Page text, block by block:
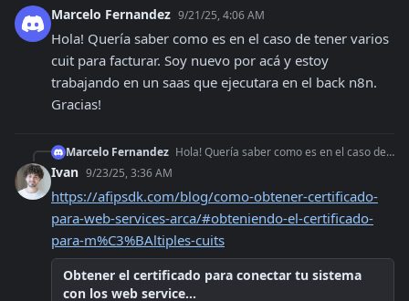
Marcelo Fernandez 9/21/25, 4:06 AM
Hola! Quería saber como es en el caso de tener varios
cuit para facturar. Soy nuevo por acá y estoy
trabajando en un saas que ejecutara en el back n8n.
Gracias!
Marcelo Fernandez Hola! Quería saber como es en el caso de tener varios cuit para facturar. Soy nuevo por acá y estoy trabajando en un saas que ejecutara en el back n8n. Gracias!
Ivan 9/23/25, 3:36 AM
https://afipsdk.com/blog/como-obtener-certificado-
para-web-services-arca/#obteniendo-el-certificado-
para-m%C3%BAltiples-cuits
Obtener el certificado para conectar tu sistema
con los web service...